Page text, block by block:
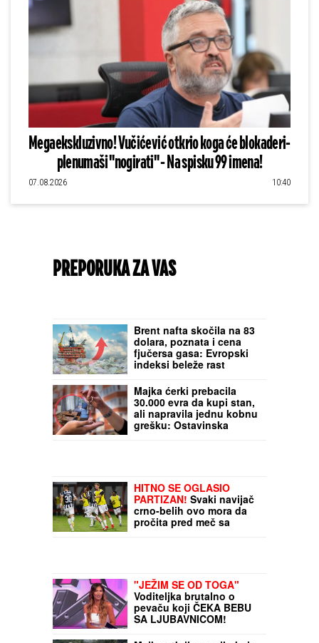
Megaekskluzivno! Vučićević otkrio koga će blokaderi-
plenumaši "nogirati" - Na spisku 99 imena!
07.08.2026 10:40
PREPORUKA ZA VAS
Brent nafta skočila na 83
dolara, poznata i cena
fjučersa gasa: Evropski
indeksi beleže rast
grešku: Ostavinska
rasprava koštala papreno